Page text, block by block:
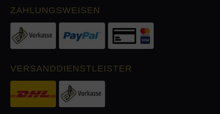
ZAHLUNGSWEISEN
VERSANDDIENSTLEISTER